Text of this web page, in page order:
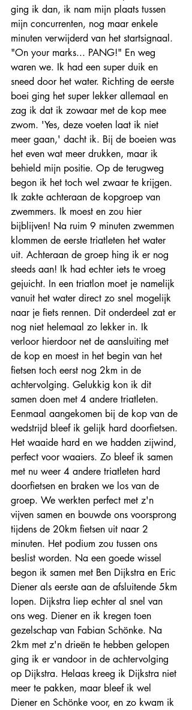
ging ik dan, ik nam mijn plaats tussen
mijn concurrenten, nog maar enkele
minuten verwijderd van het startsignaal.
"On your marks... PANG!" En weg
waren we. Ik had een super duik en
sneed door het water. Richting de eerste
boei ging het super lekker allemaal en
zag ik dat ik zowaar met de kop mee
zwom. 'Yes, deze voeten laat ik niet
meer gaan,' dacht ik. Bij de boeien was
het even wat meer drukken, maar ik
behield mijn positie. Op de terugweg
begon ik het toch wel zwaar te krijgen.
Ik zakte achteraan de kopgroep van
zwemmers. Ik moest en zou hier
bijblijven! Na ruim 9 minuten zwemmen
klommen de eerste triatleten het water
uit. Achteraan de groep hing ik er nog
steeds aan! Ik had echter iets te vroeg
gejuicht. In een triatlon moet je namelijk
vanuit het water direct zo snel mogelijk
naar je fiets rennen. Dit onderdeel zat er
nog niet helemaal zo lekker in. Ik
verloor hierdoor net de aansluiting met
de kop en moest in het begin van het
fietsen toch eerst nog 2km in de
achtervolging. Gelukkig kon ik dit
samen doen met 4 andere triatleten.
Eenmaal aangekomen bij de kop van de
wedstrijd bleef ik gelijk hard doorfietsen.
Het waaide hard en we hadden zijwind,
perfect voor waaiers. Zo bleef ik samen
met nu weer 4 andere triatleten hard
doorfietsen en braken we los van de
groep. We werkten perfect met z'n
vijven samen en bouwde ons voorsprong
tijdens de 20km fietsen uit naar 2
minuten. Het podium zou tussen ons
beslist worden. Na een goede wissel
begon ik samen met Ben Dijkstra en Eric
Diener als eerste aan de afsluitende 5km
lopen. Dijkstra liep echter al snel van
ons weg. Diener en ik kregen toen
gezelschap van Fabian Schönke. Na
2km met z'n drieën te hebben gelopen
ging ik er vandoor in de achtervolging
op Dijkstra. Helaas kreeg ik Dijkstra niet
meer te pakken, maar bleef ik wel
Diener en Schönke voor, en zo kwam ik